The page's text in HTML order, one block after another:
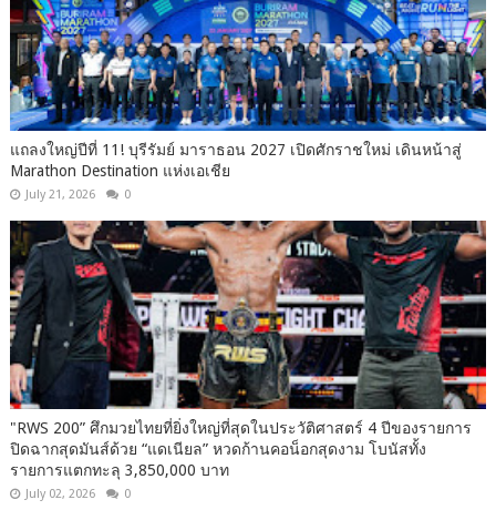
แถลงใหญ่ปีที่ 11! บุรีรัมย์ มาราธอน 2027 เปิดศักราชใหม่ เดินหน้าสู่
Marathon Destination แห่งเอเชีย
July 21, 2026 0
"RWS 200” ศึกมวยไทยที่ยิ่งใหญ่ที่สุดในประวัติศาสตร์ 4 ปีของรายการ
ปิดฉากสุดมันส์ด้วย “แดเนียล” หวดก้านคอน็อกสุดงาม โบนัสทั้ง
รายการแตกทะลุ 3,850,000 บาท
July 02, 2026 0